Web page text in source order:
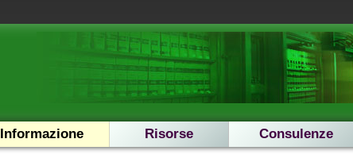
Informazione Risorse Consulenze